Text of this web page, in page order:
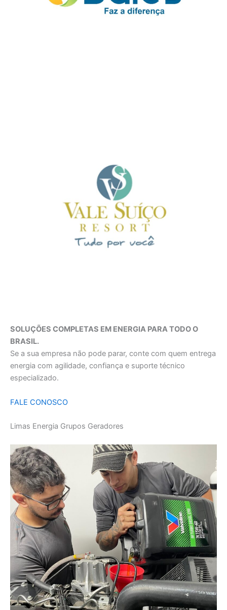
SOLUÇÕES COMPLETAS EM ENERGIA PARA TODO O
BRASIL.
Se a sua empresa não pode parar, conte com quem entrega
energia com agilidade, confiança e suporte técnico
especializado.
FALE CONOSCO
Limas Energia Grupos Geradores